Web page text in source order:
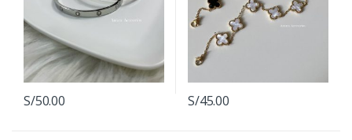
S/50.00 S/45.00